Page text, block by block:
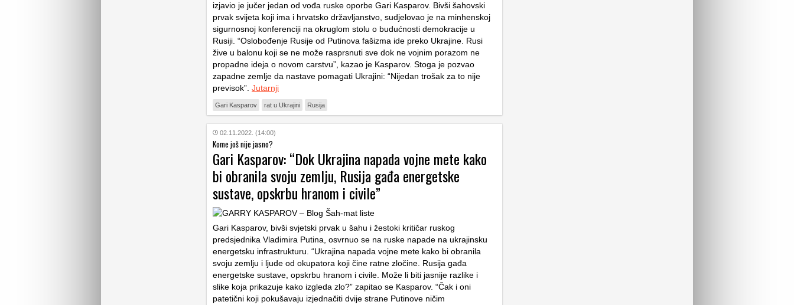
izjavio je jučer jedan od vođa ruske oporbe Gari Kasparov. Bivši šahovski
prvak svijeta koji ima i hrvatsko državljanstvo, sudjelovao je na minhenskoj
sigurnosnoj konferenciji na okruglom stolu o budućnosti demokracije u
Rusiji. “Oslobođenje Rusije od Putinova fašizma ide preko Ukrajine. Rusi
žive u balonu koji se ne može rasprsnuti sve dok ne vojnim porazom ne
propadne ideja o novom carstvu”, kazao je Kasparov. Stoga je pozvao
zapadne zemlje da nastave pomagati Ukrajini: “Nijedan trošak za to nije
previsok”. Jutarnji
Gari Kasparov rat u Ukrajini Rusija
02.11.2022. (14:00)
Kome još nije jasno?
Gari Kasparov: “Dok Ukrajina napada vojne mete kako
bi obranila svoju zemlju, Rusija gađa energetske
sustave, opskrbu hranom i civile”
Gari Kasparov, bivši svjetski prvak u šahu i žestoki kritičar ruskog
predsjednika Vladimira Putina, osvrnuo se na ruske napade na ukrajinsku
energetsku infrastrukturu. “Ukrajina napada vojne mete kako bi obranila
svoju zemlju i ljude od okupatora koji čine ratne zločine. Rusija gađa
energetske sustave, opskrbu hranom i civile. Može li biti jasnije razlike i
slike koja prikazuje kako izgleda zlo?” zapitao se Kasparov. “Čak i oni
patetični koji pokušavaju izjednačiti dvije strane Putinove ničim